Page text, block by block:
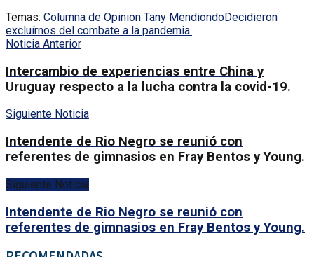
Temas: Columna de Opinion Tany MendiondoDecidieron
excluírnos del combate a la pandemia.
Noticia Anterior
Intercambio de experiencias entre China y
Uruguay respecto a la lucha contra la covid-19.
Siguiente Noticia
Intendente de Rio Negro se reunió con
referentes de gimnasios en Fray Bentos y Young.
Siguiente Noticia
Intendente de Rio Negro se reunió con
referentes de gimnasios en Fray Bentos y Young.